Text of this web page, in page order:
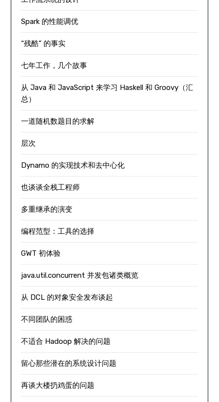
Spark 的性能调优
“残酷” 的事实
七年工作，几个故事
从 Java 和 JavaScript 来学习 Haskell 和 Groovy（汇
总）
一道随机数题目的求解
层次
Dynamo 的实现技术和去中心化
也谈谈全栈工程师
多重继承的演变
编程范型：工具的选择
GWT 初体验
java.util.concurrent 并发包诸类概览
从 DCL 的对象安全发布谈起
不同团队的困惑
不适合 Hadoop 解决的问题
留心那些潜在的系统设计问题
再谈大楼扔鸡蛋的问题